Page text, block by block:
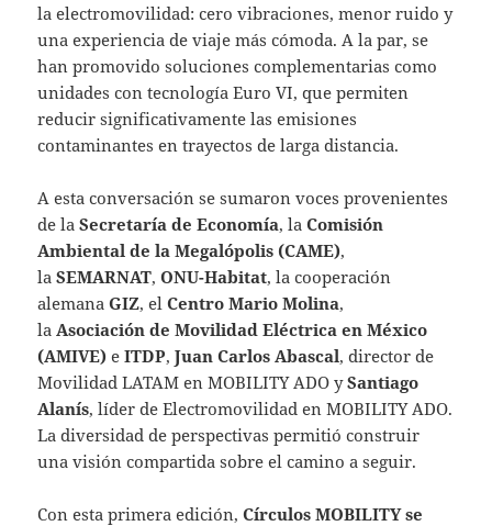
la electromovilidad: cero vibraciones, menor ruido y
una experiencia de viaje más cómoda. A la par, se
han promovido soluciones complementarias como
unidades con tecnología Euro VI, que permiten
reducir significativamente las emisiones
contaminantes en trayectos de larga distancia.
A esta conversación se sumaron voces provenientes
de laSecretaría de Economía, laComisión
Ambiental de la Megalópolis (CAME),
laSEMARNAT,ONU-Habitat, la cooperación
alemanaGIZ, elCentro Mario Molina,
la Asociación de Movilidad Eléctrica en México
(AMIVE) eITDP,Juan Carlos Abascal, director de
Movilidad LATAM en MOBILITY ADO ySantiago
Alanís, líder de Electromovilidad en MOBILITY ADO.
La diversidad de perspectivas permitió construir
una visión compartida sobre el camino a seguir.
Con esta primera edición,Círculos MOBILITY se